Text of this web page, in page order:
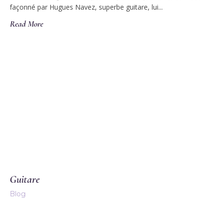
façonné par Hugues Navez, superbe guitare, lui...
Read More
Guitare
Blog